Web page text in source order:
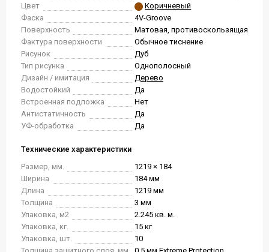
Цвет
Коричневый
Фаска
4V-Groove
Поверхность
Матовая, противоскользящая
Фактура поверхности
Обычное тиснение
Рисунок
Дуб
Тип рисунка
Однополосный
Дизайн / имитация
Дерево
Водостойкий
Да
Встроенная подложка
Нет
Антистатичность
Да
УФ-обработка
Да
Технические характеристики
Размер, мм.
1219 × 184
Ширина
184 мм
Длина
1219 мм
Толщина
3 мм
Упаковка, м2
2.245 кв. м.
Упаковка, кг.
15 кг
Упаковка, шт.
10